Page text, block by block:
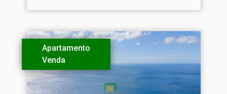
Apartamento
Venda